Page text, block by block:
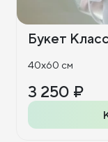
Букет
40x60 см
3 250 ₽